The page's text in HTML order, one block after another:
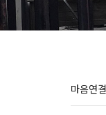
마음연결